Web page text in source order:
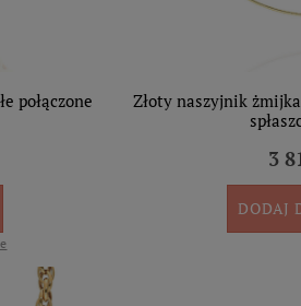
połączone
Złoty naszyjnik
3
DODAJ